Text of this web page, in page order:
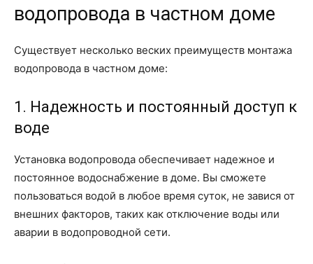
водопровода в частном доме
Существует несколько веских преимуществ монтажа
водопровода в частном доме:
1. Надежность и постоянный доступ к
воде
Установка водопровода обеспечивает надежное и
постоянное водоснабжение в доме. Вы сможете
пользоваться водой в любое время суток, не завися от
внешних факторов, таких как отключение воды или
аварии в водопроводной сети.